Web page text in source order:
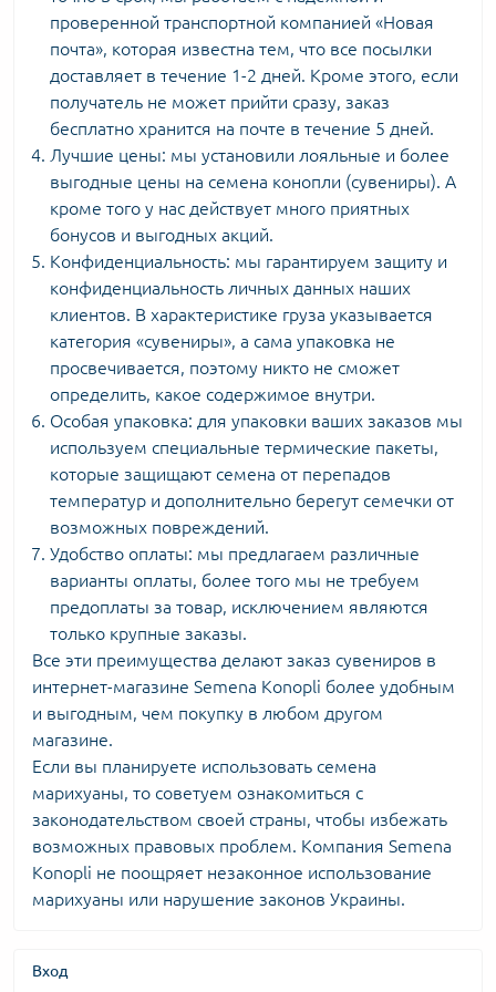
проверенной транспортной компанией «Новая
почта», которая известна тем, что все посылки
доставляет в течение 1-2 дней. Кроме этого, если
получатель не может прийти сразу, заказ
бесплатно хранится на почте в течение 5 дней.
Лучшие цены: мы установили лояльные и более
выгодные цены на семена конопли (сувениры). А
кроме того у нас действует много приятных
бонусов и выгодных акций.
Конфиденциальность: мы гарантируем защиту и
конфиденциальность личных данных наших
клиентов. В характеристике груза указывается
категория «сувениры», а сама упаковка не
просвечивается, поэтому никто не сможет
определить, какое содержимое внутри.
Особая упаковка: для упаковки ваших заказов мы
используем специальные термические пакеты,
которые защищают семена от перепадов
температур и дополнительно берегут семечки от
возможных повреждений.
Удобство оплаты: мы предлагаем различные
варианты оплаты, более того мы не требуем
предоплаты за товар, исключением являются
только крупные заказы.
Все эти преимущества делают заказ сувениров в
интернет-магазине Semena Konopli более удобным
и выгодным, чем покупку в любом другом
магазине.
Если вы планируете использовать семена
марихуаны, то советуем ознакомиться с
законодательством своей страны, чтобы избежать
возможных правовых проблем. Компания Semena
Konopli не поощряет незаконное использование
марихуаны или нарушение законов Украины.
Вход